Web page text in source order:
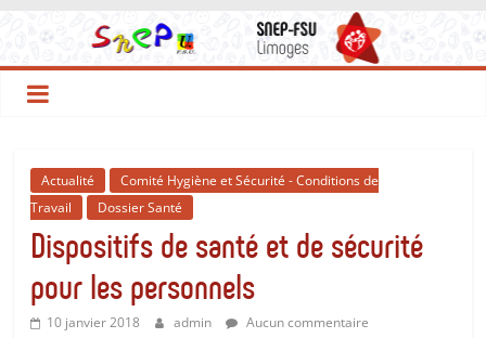
contenu
Le
Site
du
SNEP-
FSU
Actualité
Comité Hygiène et Sécurité - Conditions de
Travail
Dossier Santé
Dispositifs de santé et de sécurité
pour les personnels
10 janvier 2018 admin Aucun commentaire